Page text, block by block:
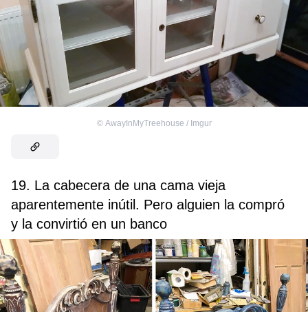
© AwayInMyTreehouse / Imgur
19. La cabecera de una cama vieja
aparentemente inútil. Pero alguien la compró
y la convirtió en un banco